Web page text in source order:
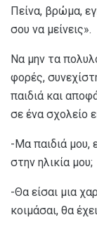
Πείνα, βρώμα,
σου να μείνεις».
Να μην τα
φορές,
παιδιά και
σε ένα σχολείο
-Μα παιδιά μου,
στην ηλικία μου;
-Θα είσαι μια
κοιμάσαι, θα